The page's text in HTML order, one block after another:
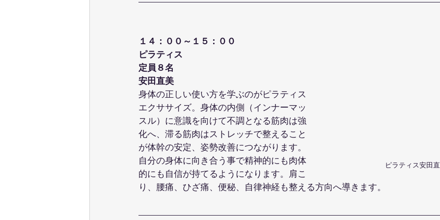
ピラティス安田
１４：００～１５：００
ピラティス
定員８名
安田直美
身体の正しい使い方を学ぶのがピラティス
エクササイズ。身体の内側（インナーマッ
スル）に意識を向けて不調となる筋肉は強
化へ、滞る筋肉はストレッチで整えること
が体幹の安定、姿勢改善につながります。
自分の身体に向き合う事で精神的にも肉体
的にも自信が持てるようになります。肩こ
り、腰痛、ひざ痛、便秘、自律神経も整える方向へ導きます。